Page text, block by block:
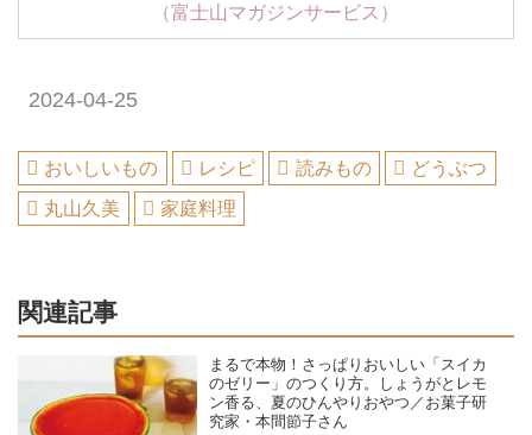
（富士山マガジンサービス）
2024-04-25
おいしいもの レシピ 読みもの
どうぶつ
丸山久美
家庭料理
関連記事
まるで本物！さっぱりおいしい「スイカ
のゼリー」のつくり方。しょうがとレモ
ン香る、夏のひんやりおやつ／お菓子研
究家・本間節子さん